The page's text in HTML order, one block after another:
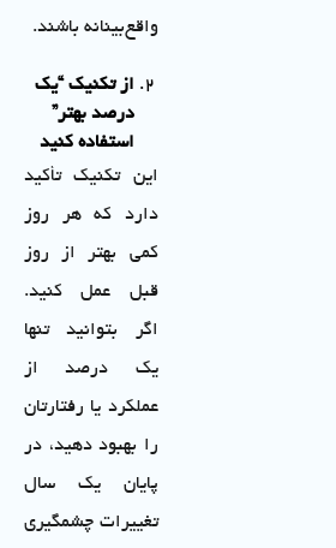
واقع‌بینانه باشند.
از تکنیک “یک
درصد بهتر”
استفاده کنید
این تکنیک تأکید
دارد که هر روز
کمی بهتر از روز
قبل عمل کنید.
اگر بتوانید تنها
یک درصد از
عملکرد یا رفتارتان
را بهبود دهید، در
پایان یک سال
تغییرات چشمگیری